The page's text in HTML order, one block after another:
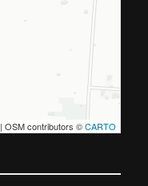
| OSM contributors ©CARTO